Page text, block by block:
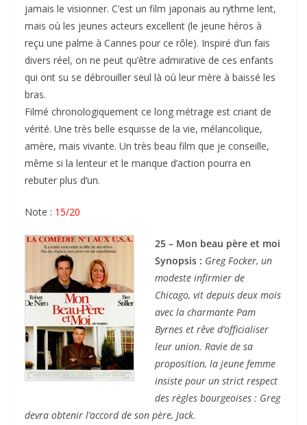
jamais le visionner. C’est un film japonais au rythme lent,
mais où les jeunes acteurs excellent (le jeune héros à
reçu une palme à Cannes pour ce rôle). Inspiré d’un fais
divers réel, on ne peut qu’être admirative de ces enfants
qui ont su se débrouiller seul là où leur mère à baissé les
bras.
Filmé chronologiquement ce long métrage est criant de
vérité. Une très belle esquisse de la vie, mélancolique,
amère, mais vivante. Un très beau film que je conseille,
même si la lenteur et le manque d’action pourra en
rebuter plus d’un.
Note : 15/20
25 – Mon beau père et moi
Synopsis : Greg Focker, un
modeste infirmier de
Chicago, vit depuis deux mois
avec la charmante Pam
Byrnes et rêve d’officialiser
leur union. Ravie de sa
proposition, la jeune femme
insiste pour un strict respect
des règles bourgeoises : Greg
devra obtenir l’accord de son père, Jack.